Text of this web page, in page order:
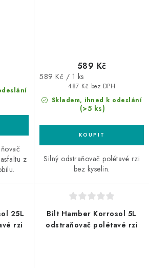
z
Skladem, ihned k odeslání
(>5 ks)
487 Kč bez DPH
589 Kč
Měrná
589 Kč / 1 ks
Silný odstraňovač polétavé rzi
bez kyselin.
25L
rzi
Bilt Hamber Korrosol 5L
odstraňovač polétavé rzi